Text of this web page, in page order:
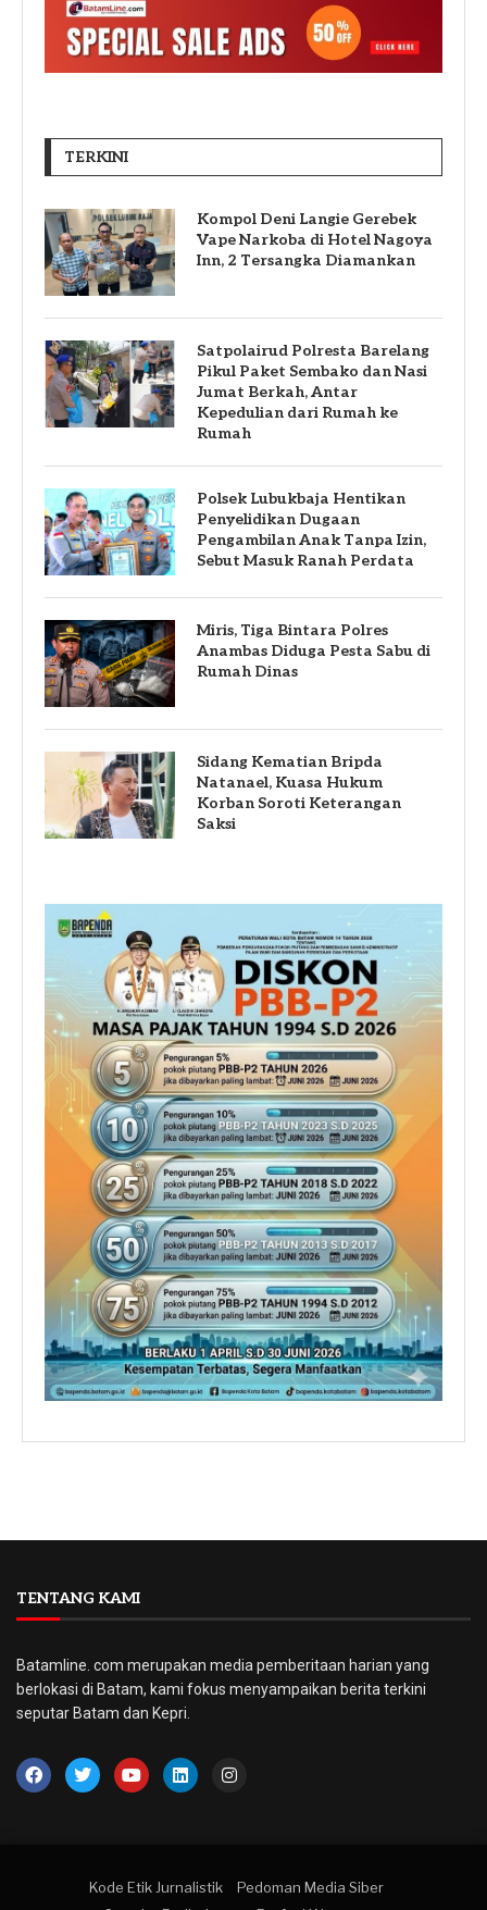
TERKINI
Kompol Deni Langie Gerebek
Vape Narkoba di Hotel Nagoya
Inn, 2 Tersangka Diamankan
Satpolairud Polresta Barelang
Pikul Paket Sembako dan Nasi
Jumat Berkah, Antar
Kepedulian dari Rumah ke
Rumah
Polsek Lubukbaja Hentikan
Penyelidikan Dugaan
Pengambilan Anak Tanpa Izin,
Sebut Masuk Ranah Perdata
Miris, Tiga Bintara Polres
Anambas Diduga Pesta Sabu di
Rumah Dinas
Sidang Kematian Bripda
Natanael, Kuasa Hukum
Korban Soroti Keterangan
Saksi
TENTANG KAMI
Batamline. com merupakan media pemberitaan harian yang
berlokasi di Batam, kami fokus menyampaikan berita terkini
seputar Batam dan Kepri.
Kode Etik Jurnalistik
Pedoman Media Siber